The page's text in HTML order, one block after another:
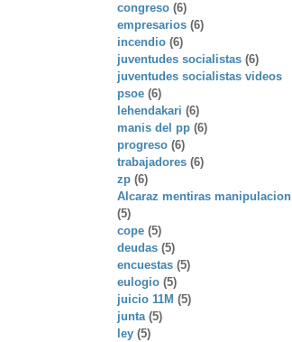
congreso (6)
empresarios (6)
incendio (6)
juventudes socialistas (6)
juventudes socialistas videos
psoe (6)
lehendakari (6)
manis del pp (6)
progreso (6)
trabajadores (6)
zp (6)
Alcaraz mentiras manipulacion
(5)
cope (5)
deudas (5)
encuestas (5)
eulogio (5)
juicio 11M (5)
junta (5)
ley (5)